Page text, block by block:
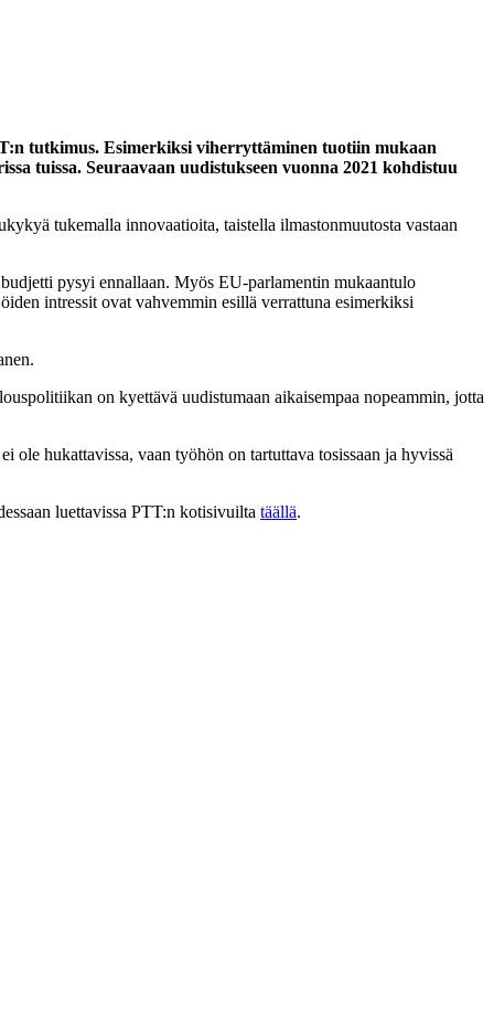
tutkimus. Esimerkiksi viherryttäminen tuotiin mukaan
tuissa. Seuraavaan uudistukseen vuonna 2021 kohdistuu
tukemalla innovaatioita, taistella ilmastonmuutosta vastaan
pysyi ennallaan. Myös EU-parlamentin mukaantulo
intressit ovat vahvemmin esillä verrattuna esimerkiksi
on kyettävä uudistumaan aikaisempaa nopeammin, jotta
ole hukattavissa, vaan työhön on tartuttava tosissaan ja hyvissä
luettavissa PTT:n kotisivuilta täällä.